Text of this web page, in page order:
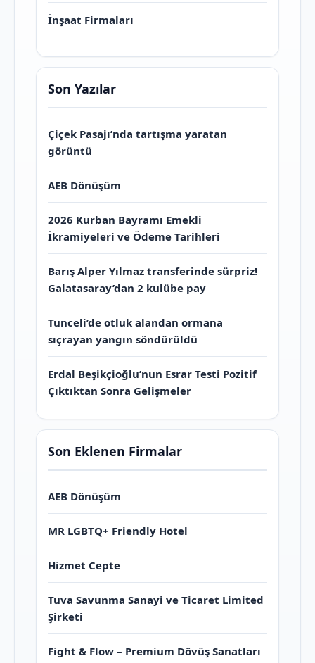
İnşaat Firmaları
Son Yazılar
Çiçek Pasajı’nda tartışma yaratan
görüntü
AEB Dönüşüm
2026 Kurban Bayramı Emekli
İkramiyeleri ve Ödeme Tarihleri
Barış Alper Yılmaz transferinde sürpriz!
Galatasaray’dan 2 kulübe pay
Tunceli’de otluk alandan ormana
sıçrayan yangın söndürüldü
Erdal Beşikçioğlu’nun Esrar Testi Pozitif
Çıktıktan Sonra Gelişmeler
Son Eklenen Firmalar
AEB Dönüşüm
MR LGBTQ+ Friendly Hotel
Hizmet Cepte
Tuva Savunma Sanayi ve Ticaret Limited
Şirketi
Fight & Flow – Premium Dövüş Sanatları